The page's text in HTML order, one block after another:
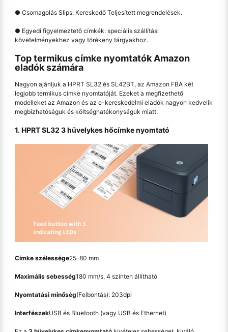
● Csomagolás Slips: Kereskedő Teljesített megrendelések.
● Egyedi figyelmeztető címkék: speciális szállítási
követelményekhez vagy törékeny tárgyakhoz.
Top termikus címke nyomtatók Amazon
eladók számára
Nagyon ajánljuk a HPRT SL32 és SL42BT, az Amazon FBA két
legjobb termikus címke nyomtatóját. Ezeket a megfizethető
modelleket az Amazon és az e-kereskedelmi eladók nagyon kedvelik
megbízhatóságuk és költséghatékonyságuk miatt.
1. HPRT SL32 3 hüvelykes hőcímke nyomtató
Címke szélessége25–80 mm
Maximális sebesség180 mm/s, 4 szinten állítható
Nyomtatási minőség(Felbontás): 203dpi
InterfészekUSB és Bluetooth (vagy USB és Ethernet)